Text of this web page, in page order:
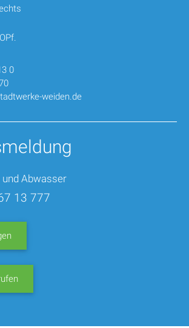
0
weiden.de
und Abwasser
13 777